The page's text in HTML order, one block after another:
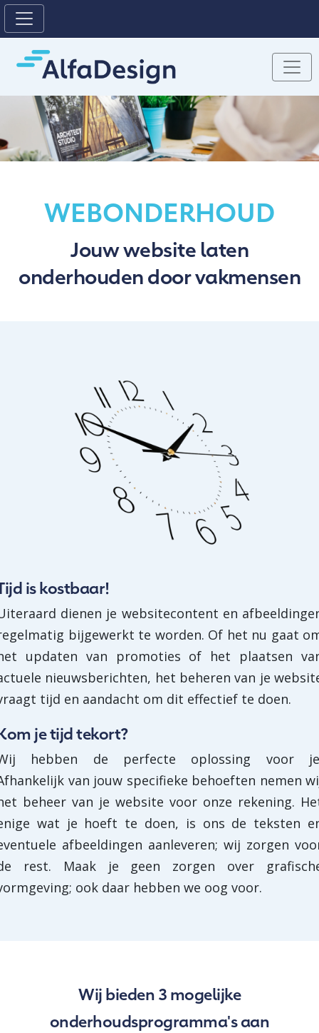
WEBONDERHOUD
Jouw website laten
onderhouden door vakmensen
is kostbaar!
dienen je websitecontent en
bijgewerkt te worden. Of het nu gaat
updaten van promoties of het plaatsen
nieuwsberichten, het beheren van je
tijd en aandacht om dit effectief te doen.
je tijd tekort?
hebben de perfecte oplossing voor
van jouw specifieke behoeften nemen
beheer van je website voor onze rekening.
wat je hoeft te doen, is ons de teksten
afbeeldingen aanleveren; wij zorgen
rest. Maak je geen zorgen over
ook daar hebben we oog voor.
Wij bieden 3 mogelijke
onderhoudsprogramma's aan